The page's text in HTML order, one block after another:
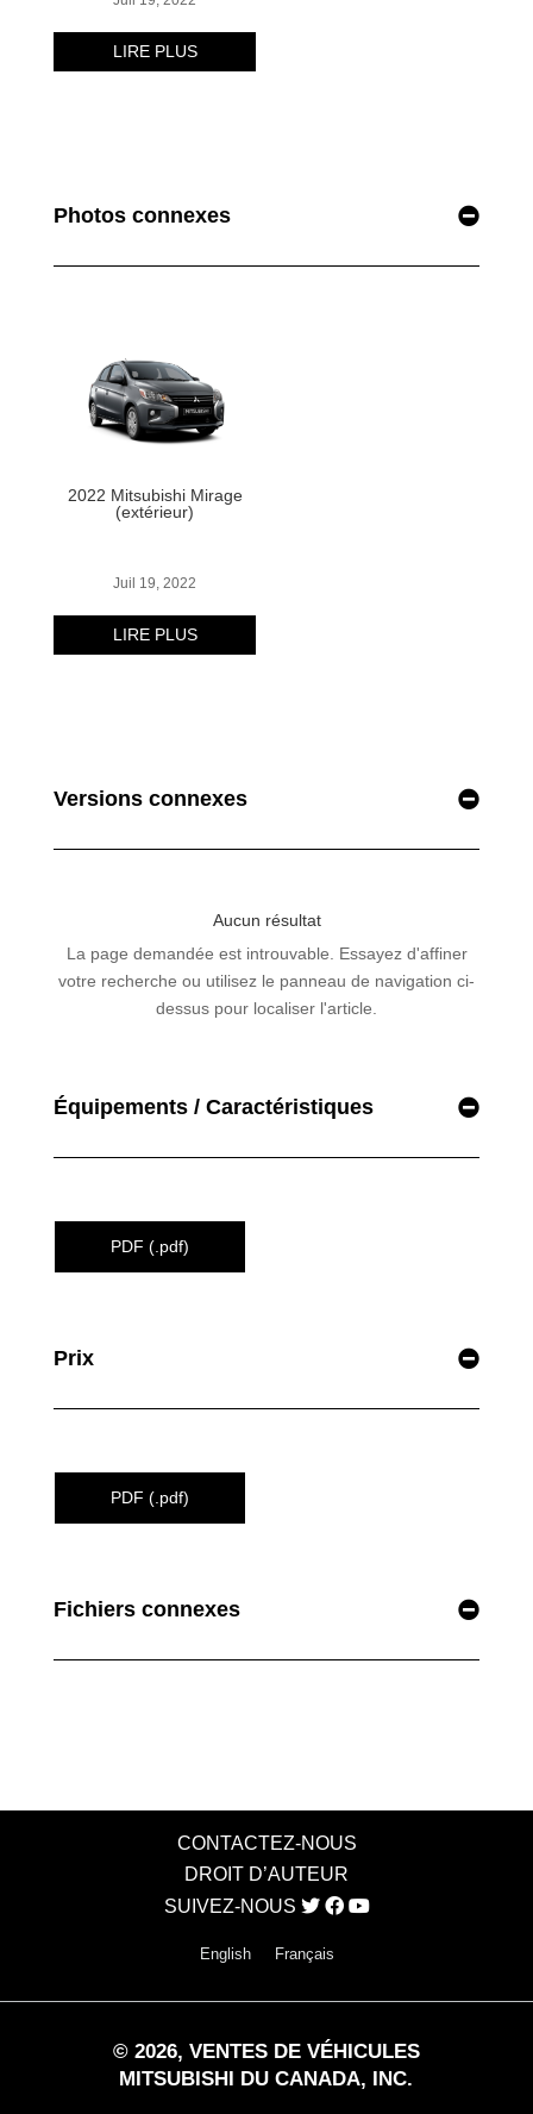
Photos connexes
Versions connexes
Équipements / Caractéristiques
PDF (.pdf)
Prix
PDF (.pdf)
Fichiers connexes
CONTACTEZ-NOUS
DROIT D’AUTEUR
SUIVEZ-NOUS
English Français
© 2026, VENTES DE VÉHICULES
MITSUBISHI DU CANADA, INC.